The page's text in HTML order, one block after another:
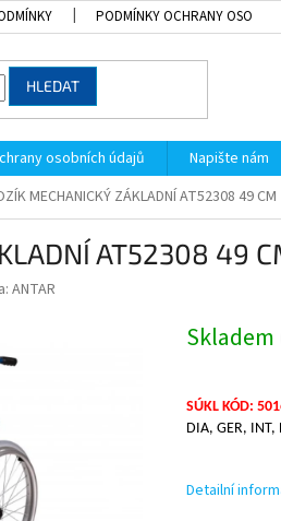
PODMÍNKY OCHRANY
HLEDAT
osobních údajů Napište nám
MECHANICKÝ ZÁKLADNÍ AT52308 49 CM
AT52308 49
ANTAR
Skladem
SÚKL KÓD:
DIA, GER, INT,
Detailní